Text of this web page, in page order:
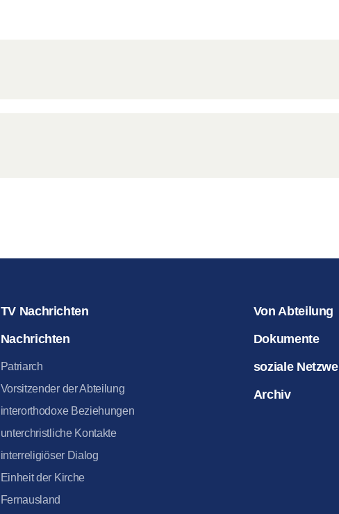
TV Nachrichten
Nachrichten
Patriarch
Vorsitzender der Abteilung
interorthodoxe Beziehungen
unterchristliche Kontakte
interreligiöser Dialog
Einheit der Kirche
Fernausland
Von Abteilung
Dokumente
soziale
Archiv